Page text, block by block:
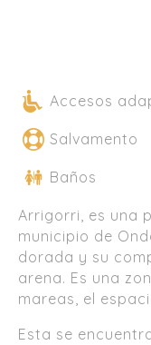
Accesos
Salvamento
Baños
Arrigorri, es una
municipio de
dorada y su
arena. Es una
mareas, el
Esta se